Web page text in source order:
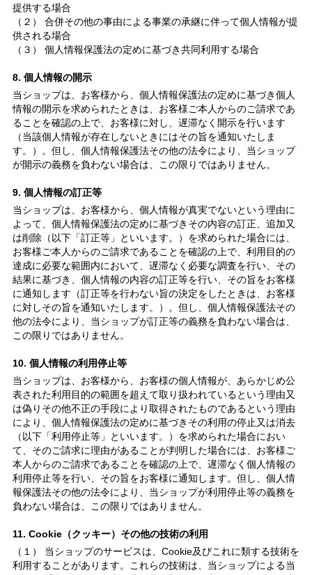
提供する場合
（２） 合併その他の事由による事業の承継に伴って個人情報が提
供される場合
（３） 個人情報保護法の定めに基づき共同利用する場合
8. 個人情報の開示
当ショップは、お客様から、個人情報保護法の定めに基づき個人
情報の開示を求められたときは、お客様ご本人からのご請求であ
ることを確認の上で、お客様に対し、遅滞なく開示を行います
（当該個人情報が存在しないときにはその旨を通知いたしま
す。）。但し、個人情報保護法その他の法令により、当ショップ
が開示の義務を負わない場合は、この限りではありません。
9. 個人情報の訂正等
当ショップは、お客様から、個人情報が真実でないという理由に
よって、個人情報保護法の定めに基づきその内容の訂正、追加又
は削除（以下「訂正等」といいます。）を求められた場合には、
お客様ご本人からのご請求であることを確認の上で、利用目的の
達成に必要な範囲内において、遅滞なく必要な調査を行い、その
結果に基づき、個人情報の内容の訂正等を行い、その旨をお客様
に通知します（訂正等を行わない旨の決定をしたときは、お客様
に対しその旨を通知いたします。）。但し、個人情報保護法その
他の法令により、当ショップが訂正等の義務を負わない場合は、
この限りではありません。
10. 個人情報の利用停止等
当ショップは、お客様から、お客様の個人情報が、あらかじめ公
表された利用目的の範囲を超えて取り扱われているという理由又
は偽りその他不正の手段により取得されたものであるという理由
により、個人情報保護法の定めに基づきその利用の停止又は消去
（以下「利用停止等」といいます。）を求められた場合におい
て、そのご請求に理由があることが判明した場合には、お客様ご
本人からのご請求であることを確認の上で、遅滞なく個人情報の
利用停止等を行い、その旨をお客様に通知します。但し、個人情
報保護法その他の法令により、当ショップが利用停止等の義務を
負わない場合は、この限りではありません。
11. Cookie（クッキー）その他の技術の利用
（１） 当ショップのサービスは、Cookie及びこれに類する技術を
利用することがあります。これらの技術は、当ショップによる当